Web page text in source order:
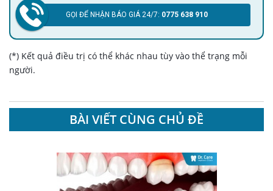
GỌI ĐỂ NHẬN BÁO GIÁ 24/7: 0775 638 910
(*) Kết quả điều trị có thể khác nhau tùy vào thể trạng mỗi
người.
BÀI VIẾT CÙNG CHỦ ĐỀ